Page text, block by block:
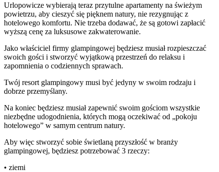
Urlopowicze wybierają teraz przytulne apartamenty na świeżym
powietrzu, aby cieszyć się pięknem natury, nie rezygnując z
hotelowego komfortu. Nie trzeba dodawać, że są gotowi zapłacić
wyższą cenę za luksusowe zakwaterowanie.
Jako właściciel firmy glampingowej będziesz musiał rozpieszczać
swoich gości i stworzyć wyjątkową przestrzeń do relaksu i
zapomnienia o codziennych sprawach.
Twój resort glampingowy musi być jedyny w swoim rodzaju i
dobrze przemyślany.
Na koniec będziesz musiał zapewnić swoim gościom wszystkie
niezbędne udogodnienia, których mogą oczekiwać od „pokoju
hotelowego” w samym centrum natury.
Aby więc stworzyć sobie świetlaną przyszłość w branży
glampingowej, będziesz potrzebować 3 rzeczy:
• ziemi